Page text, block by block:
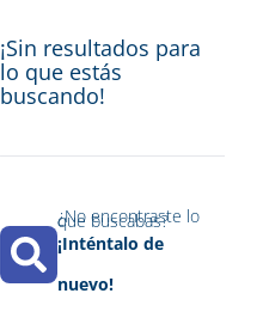
¡Sin resultados para
lo que estás
buscando!
¿No encontraste lo
que buscabas?​
¡Inténtalo de
nuevo!​